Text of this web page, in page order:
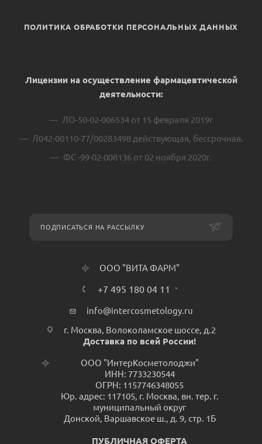
ПОЛИТИКА ОБРАБОТКИ ПЕРСОНАЛЬНЫХ ДАННЫХ
Лицензии на осуществление фармацевтической
деятельности:
ЛО-50-02-006534 от 15 февраля 2019г
Л042-00110-77/00283498 действующая, бессрочная.
ФС -99-02-008136 от 02 ноября 2020г.
ПОДПИСАТЬСЯ НА РАССЫЛКУ
ООО "ВИТА ФАРМ"
+7 495 180 04 11
info@intercosmetology.ru
г. Москва, Волоколамское шоссе, д.2
Доставка по всей России!
ООО "ИнтерКосметолоджи"
ИНН: 7733230544
ОГРН: 1157746348055
Юр. адрес: 117105, г. Москва, вн. тер. г.
муниципальный округ
Донской, Варшавское ш., д. 9, стр. 1Б
ПУБЛИЧНАЯ ОФЕРТА